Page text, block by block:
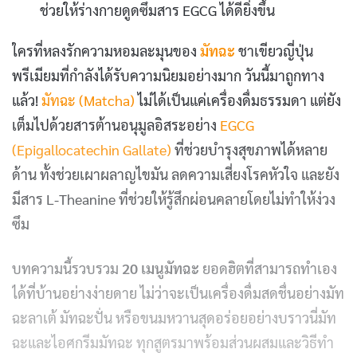
ช่วยให้ร่างกายดูดซึมสาร EGCG ได้ดียิ่งขึ้น
ใครที่หลงรักความหอมละมุนของ มัทฉะ ชาเขียวญี่ปุ่น
พรีเมียมที่กำลังได้รับความนิยมอย่างมาก วันนี้มาถูกทาง
แล้ว!มัทฉะ (Matcha)ไม่ได้เป็นแค่เครื่องดื่มธรรมดา แต่ยัง
เต็มไปด้วยสารต้านอนุมูลอิสระอย่าง EGCG
(Epigallocatechin Gallate) ที่ช่วยบำรุงสุขภาพได้หลาย
ด้าน ทั้งช่วยเผาผลาญไขมัน ลดความเสี่ยงโรคหัวใจ และยัง
มีสาร L-Theanine ที่ช่วยให้รู้สึกผ่อนคลายโดยไม่ทำให้ง่วง
ซึม
บทความนี้รวบรวม 20 เมนูมัทฉะ ยอดฮิตที่สามารถทำเอง
ได้ที่บ้านอย่างง่ายดาย ไม่ว่าจะเป็นเครื่องดื่มสดชื่นอย่างมัท
ฉะลาเต้ มัทฉะปั่น หรือขนมหวานสุดอร่อยอย่างบราวนี่มัท
ฉะและไอศกรีมมัทฉะ ทุกสูตรมาพร้อมส่วนผสมและวิธีทำ